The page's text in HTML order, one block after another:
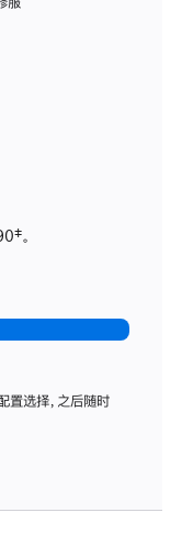
脚
‡。
置选择，之后随时